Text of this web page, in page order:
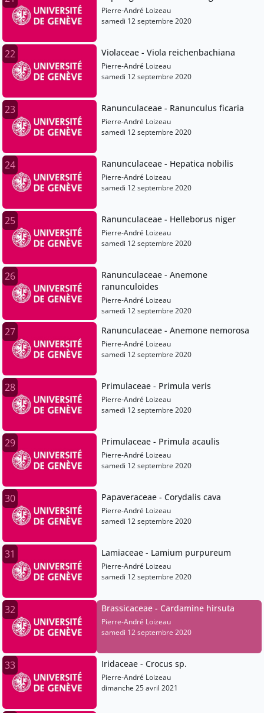
Pierre-André Loizeau
samedi 12 septembre 2020
22 Violaceae - Viola reichenbachiana
Pierre-André Loizeau
samedi 12 septembre 2020
23 Ranunculaceae - Ranunculus ficaria
Pierre-André Loizeau
samedi 12 septembre 2020
24 Ranunculaceae - Hepatica nobilis
Pierre-André Loizeau
samedi 12 septembre 2020
25 Ranunculaceae - Helleborus niger
Pierre-André Loizeau
samedi 12 septembre 2020
26
Ranunculaceae - Anemone
ranunculoides
Pierre-André Loizeau
samedi 12 septembre 2020
27 Ranunculaceae - Anemone nemorosa
Pierre-André Loizeau
samedi 12 septembre 2020
28 Primulaceae - Primula veris
Pierre-André Loizeau
samedi 12 septembre 2020
29 Primulaceae - Primula acaulis
Pierre-André Loizeau
samedi 12 septembre 2020
30 Papaveraceae - Corydalis cava
Pierre-André Loizeau
samedi 12 septembre 2020
31 Lamiaceae - Lamium purpureum
Pierre-André Loizeau
samedi 12 septembre 2020
32 Brassicaceae - Cardamine hirsuta
Pierre-André Loizeau
samedi 12 septembre 2020
33 Iridaceae - Crocus sp.
Pierre-André Loizeau
dimanche 25 avril 2021